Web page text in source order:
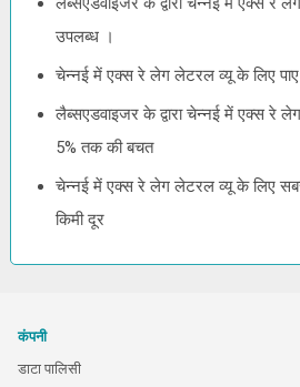
उपलब्ध ।
चेन्नई में एक्स रे लेग लेटरल व्यू के लिए
लैब्सएडवाइजर के द्वारा चेन्नई में एक्स रे
5% तक की बचत
चेन्नई में एक्स रे लेग लेटरल व्यू के लिए
किमी दूर
कंपनी
डाटा पालिसी